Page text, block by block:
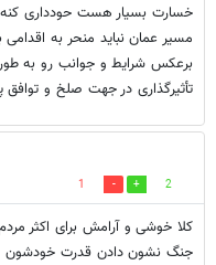
خسارت بسیار هست حودداری
مسیر عمان نباید منحر به
برعکس شرایط و جوانب رو به طور
تأثیرگذاری در جهت صلخ و توافق
2
1
کلا خوشی و آرامش برای اکثر
جنگ نشون دادن قدرت خودشون